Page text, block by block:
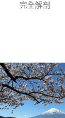
完全解剖